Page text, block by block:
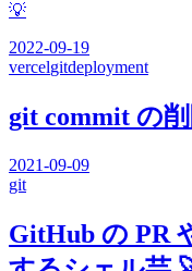
💡
2022-09-19
vercelgitdeployment
git commit の
2021-09-09
git
GitHub の PR